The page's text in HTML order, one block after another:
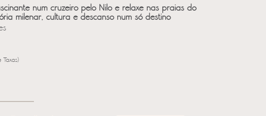
num cruzeiro pelo Nilo e relaxe nas praias do
milenar, cultura e descanso num só destino
Taxas)